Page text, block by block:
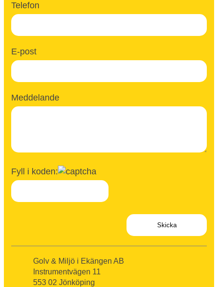
Telefon
E-post
Meddelande
Fyll i koden:
Golv & Miljö i Ekängen AB
Instrumentvägen 11
553 02 Jönköping